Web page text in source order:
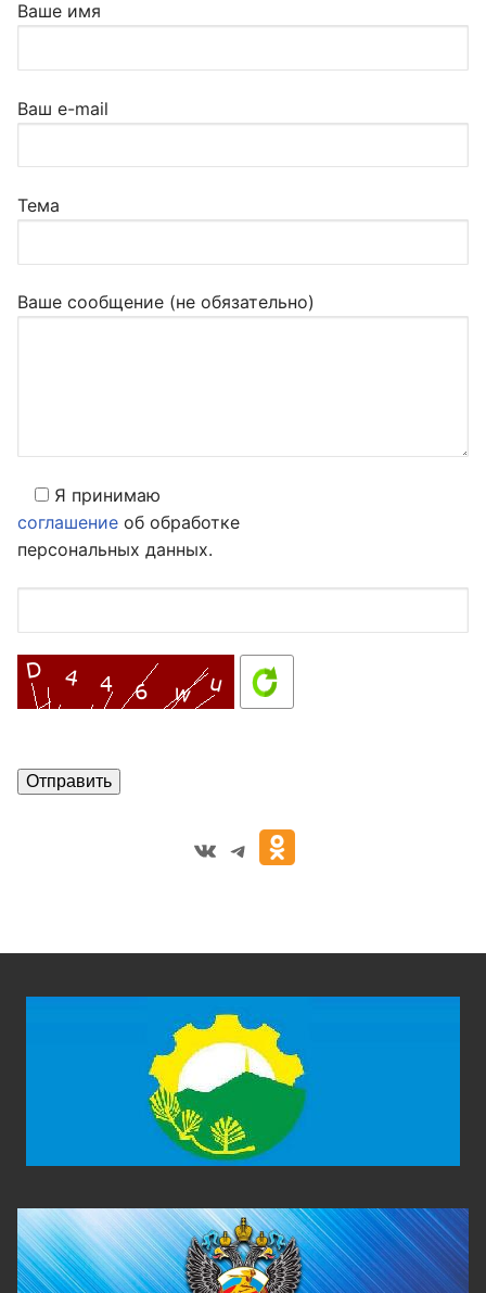
Ваше имя
Ваш e-mail
Тема
Ваше сообщение (не обязательно)
Я принимаю
соглашение об обработке
персональных данных.
VK Telegram